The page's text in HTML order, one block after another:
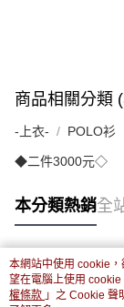
商品相關分類
-上衣- POLO衫
◆二件3000元◇
本分類熱銷全
熱門標籤
本網站中使用 cookie
望在電腦上使用
權條款 」之 Cookie 聲